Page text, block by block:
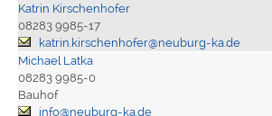
Katrin Kirschenhofer
08283 9985-17
katrin.kirschenhofer@neuburg-ka.de
Michael Latka
08283 9985-0
Bauhof
info@neuburg-ka.de